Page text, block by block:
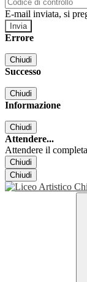
E-mail inviata, si
Errore
Chiudi
Successo
Chiudi
Informazione
Chiudi
Attendere...
Attendere il
Chiudi
Chiudi